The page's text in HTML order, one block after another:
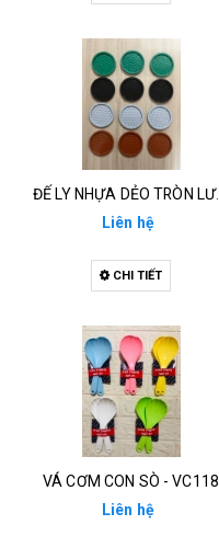
ĐẾ LY NHỰA DẺO TRÒN LƯỚI - D123
Liên hệ
CHI TIẾT
VÁ CƠM CON SÒ - VC118
Liên hệ